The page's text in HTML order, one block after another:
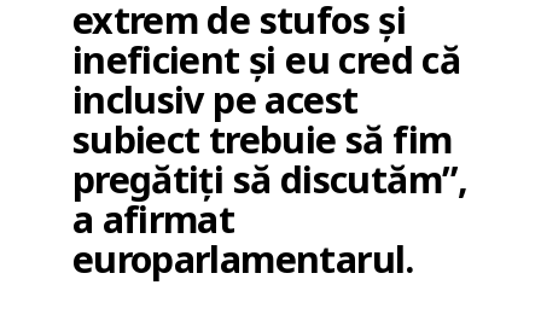
extrem de stufos și
ineficient și eu cred că
inclusiv pe acest
subiect trebuie să fim
pregătiți să discutăm”,
a afirmat
europarlamentarul.